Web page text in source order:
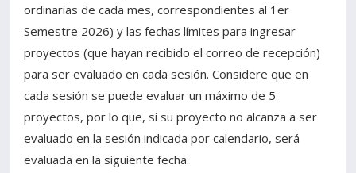
ordinarias de cada mes, correspondientes al 1er
Semestre 2026) y las fechas límites para ingresar
proyectos (que hayan recibido el correo de recepción)
para ser evaluado en cada sesión. Considere que en
cada sesión se puede evaluar un máximo de 5
proyectos, por lo que, si su proyecto no alcanza a ser
evaluado en la sesión indicada por calendario, será
evaluada en la siguiente fecha.